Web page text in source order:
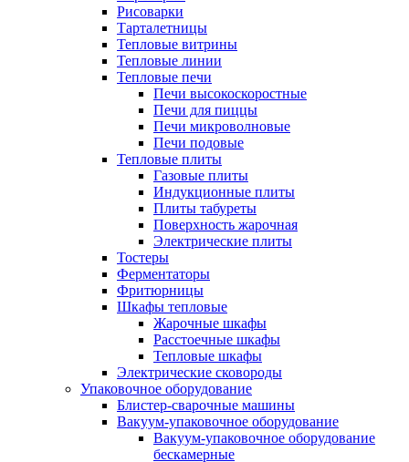
Рисоварки
Тарталетницы
Тепловые витрины
Тепловые линии
Тепловые печи
Печи высокоскоростные
Печи для пиццы
Печи микроволновые
Печи подовые
Тепловые плиты
Газовые плиты
Индукционные плиты
Плиты табуреты
Поверхность жарочная
Электрические плиты
Тостеры
Ферментаторы
Фритюрницы
Шкафы тепловые
Жарочные шкафы
Расстоечные шкафы
Тепловые шкафы
Электрические сковороды
Упаковочное оборудование
Блистер-сварочные машины
Вакуум-упаковочное оборудование
Вакуум-упаковочное оборудование
беcкамерные